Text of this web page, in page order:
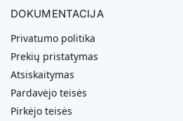
DOKUMENTACIJA
Privatumo politika
Prekių pristatymas
Atsiskaitymas
Pardavėjo teisės
Pirkėjo teisės